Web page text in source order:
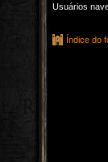
Usuários
Índice do